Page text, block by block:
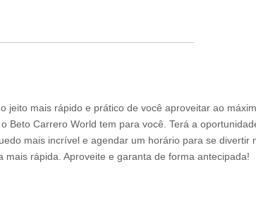
jeito mais rápido e prático de você aproveitar ao
Beto Carrero World tem para você. Terá a
mais incrível e agendar um horário para se divertir
mais rápida. Aproveite e garanta de forma antecipada!